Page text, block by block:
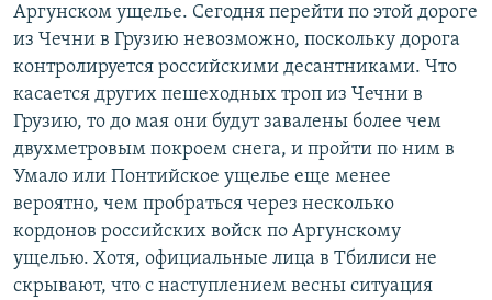
Аргунском ущелье. Сегодня перейти по этой дороге
из Чечни в Грузию невозможно, поскольку дорога
контролируется российскими десантниками. Что
касается других пешеходных троп из Чечни в
Грузию, то до мая они будут завалены более чем
двухметровым покроем снега, и пройти по ним в
Умало или Понтийское ущелье еще менее
вероятно, чем пробраться через несколько
кордонов российских войск по Аргунскому
ущелью. Хотя, официальные лица в Тбилиси не
скрывают, что с наступлением весны ситуация